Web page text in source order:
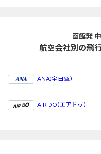
函館発
航空会社別の飛
ANA(全日空)
AIR DO(エアドゥ)